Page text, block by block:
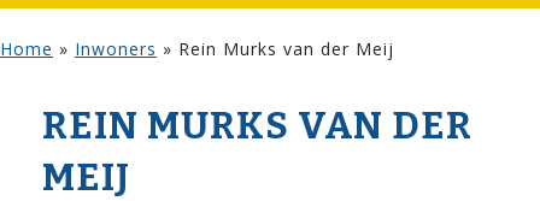
Home » Inwoners » Rein Murks van der Meij
REIN MURKS VAN DER
MEIJ